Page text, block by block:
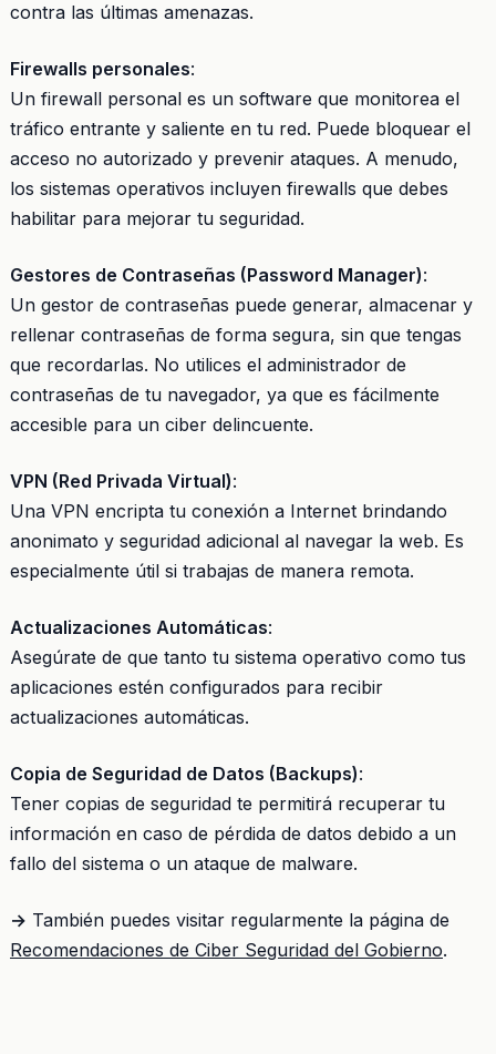
contra las últimas amenazas.
Firewalls personales:
Un firewall personal es un software que monitorea el
tráfico entrante y saliente en tu red. Puede bloquear el
acceso no autorizado y prevenir ataques. A menudo,
los sistemas operativos incluyen firewalls que debes
habilitar para mejorar tu seguridad.
Gestores de Contraseñas (Password Manager):
Un gestor de contraseñas puede generar, almacenar y
rellenar contraseñas de forma segura, sin que tengas
que recordarlas. No utilices el administrador de
contraseñas de tu navegador, ya que es fácilmente
accesible para un ciber delincuente.
VPN (Red Privada Virtual):
Una VPN encripta tu conexión a Internet brindando
anonimato y seguridad adicional al navegar la web. Es
especialmente útil si trabajas de manera remota.
Actualizaciones Automáticas:
Asegúrate de que tanto tu sistema operativo como tus
aplicaciones estén configurados para recibir
actualizaciones automáticas.
Copia de Seguridad de Datos (Backups):
Tener copias de seguridad te permitirá recuperar tu
información en caso de pérdida de datos debido a un
fallo del sistema o un ataque de malware.
→ También puedes visitar regularmente la página de
Recomendaciones de Ciber Seguridad del Gobierno.